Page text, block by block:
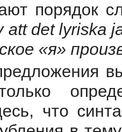
порядок
att det lyriska
«я»
что